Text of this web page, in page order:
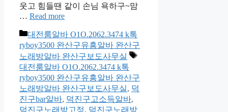
웃고 힘들땐 같이 손님 욕하구~맘
… Read more
카
테
고
리
대전룸알바 O1O.2062.3474 k톡
ryboy3500 완산구유흥알바 완산구
노래방알바 완산구보도사무실
태
대전룸알바 O1O.2062.3474 k톡
ryboy3500 완산구유흥알바 완산구
노래방알바 완산구보도사무실, 덕
진구bar알바, 덕진구고소득알바,
덕진구노래방고정, 덕진구노래방